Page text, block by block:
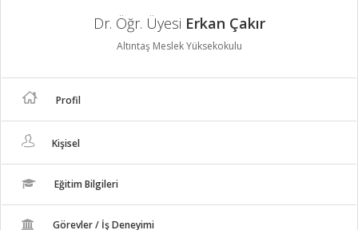
Dr. Öğr. Üyesi Erkan Çakır
Altıntaş Meslek Yüksekokulu
Profil
Kişisel
Eğitim Bilgileri
Görevler / İş Deneyimi